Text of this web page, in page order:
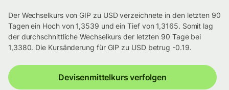
Der Wechselkurs von GIP zu USD verzeichnete in den letzten 90
Tagen ein Hoch von 1,3539 und ein Tief von 1,3165. Somit lag
der durchschnittliche Wechselkurs der letzten 90 Tage bei
1,3380. Die Kursänderung für GIP zu USD betrug -0.19.
Devisenmittelkurs verfolgen